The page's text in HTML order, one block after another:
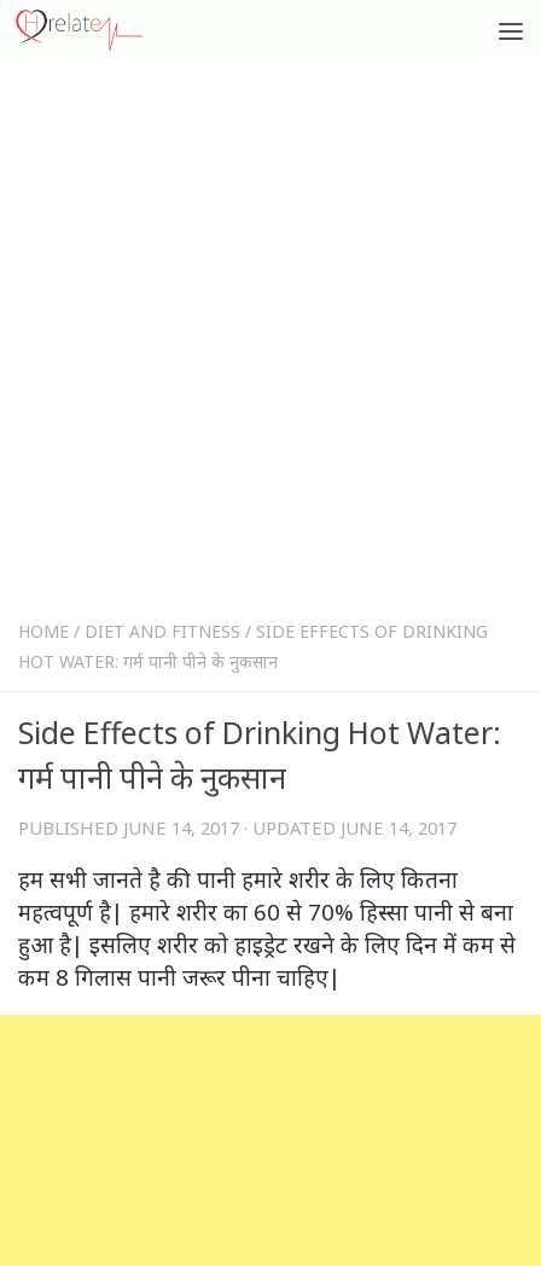
HOME / DIET AND FITNESS / SIDE EFFECTS OF DRINKING
HOT WATER: गर्म पानी पीने के नुकसान
Side Effects of Drinking Hot Water:
गर्म पानी पीने के नुकसान
PUBLISHED JUNE 14, 2017 · UPDATED JUNE 14, 2017
हम सभी जानते है की पानी हमारे शरीर के लिए कितना
महत्वपूर्ण है| हमारे शरीर का 60 से 70% हिस्सा पानी से बना
हुआ है| इसलिए शरीर को हाइड्रेट रखने के लिए दिन में कम से
कम 8 गिलास पानी जरूर पीना चाहिए|